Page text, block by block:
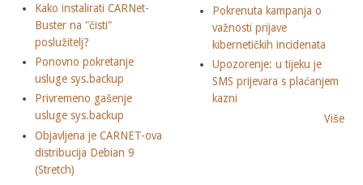
Kako instalirati CARNet-
Buster na "čisti"
poslužitelj?
Ponovno pokretanje
usluge sys.backup
Privremeno gašenje
usluge sys.backup
Objavljena je CARNET-ova
distribucija Debian 9
(Stretch)
Pokrenuta kampanja o
važnosti prijave
kibernetičkih incidenata
Upozorenje: u tijeku je
SMS prijevara s plaćanjem
kazni
Više